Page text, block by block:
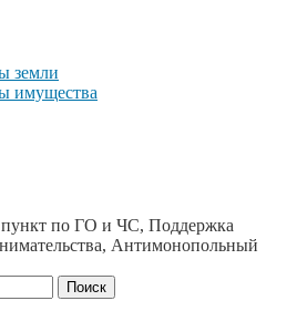
земли
имущества
по ГО и ЧС, Поддержка
Антимонопольный